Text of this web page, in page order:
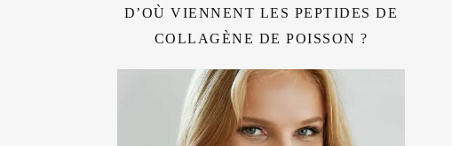
D’OÙ VIENNENT LES PEPTIDES DE
COLLAGÈNE DE POISSON ?